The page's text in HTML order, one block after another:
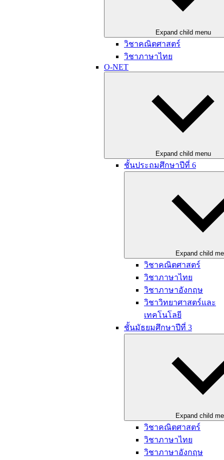
Expand child menu
วิชาคณิตศาสตร์
วิชาภาษาไทย
O-NET
Expand child menu
ชั้นประถมศึกษาปีที่ 6
Expand child
วิชาคณิตศาสตร์
วิชาภาษาไทย
วิชาภาษาอังกฤษ
วิชาวิทยาศาสตร์และ
เทคโนโลยี
ชั้นมัธยมศึกษาปีที่ 3
Expand child
วิชาคณิตศาสตร์
วิชาภาษาไทย
วิชาภาษาอังกฤษ